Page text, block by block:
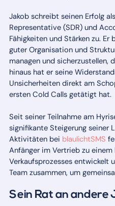
Jakob schreibt seinen Erfolg
Representative (SDR) und
Fähigkeiten und Stärken zu.
guter Organisation und
managen und sicherzustellen,
hinaus hat er seine
Unsicherheiten direkt am
ersten Cold Calls getätigt hat.
Seit seiner Teilnahme am
signifikante Steigerung seiner
Aktivitäten bei blaulichtSMS
Anfänger im Vertrieb zu
Verkaufsprozesses entwickelt
Team zusammen, um
Sein Rat an